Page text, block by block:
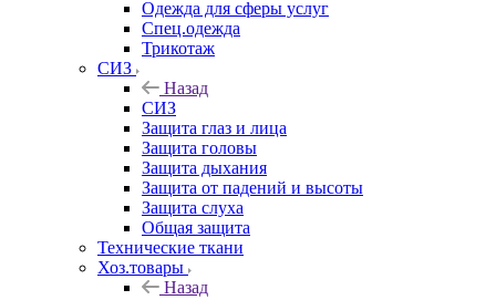
Одежда для сферы услуг
Спец.одежда
Трикотаж
СИЗ
Назад
СИЗ
Защита глаз и лица
Защита головы
Защита дыхания
Защита от падений и высоты
Защита слуха
Общая защита
Технические ткани
Хоз.товары
Назад